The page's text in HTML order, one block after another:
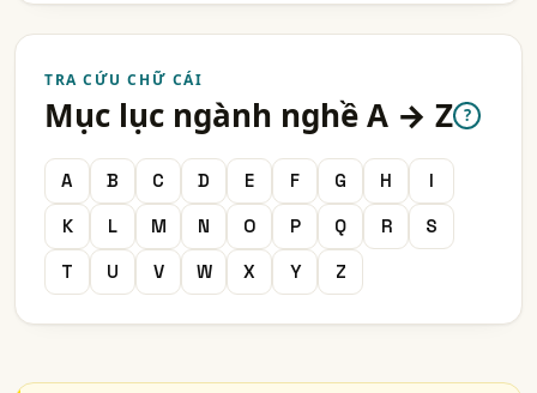
TRA CỨU CHỮ CÁI
Mục lục ngành nghề A → Z ?
A B C D E F G H
I
K
L M N O P Q R
S
T
U V W X Y Z